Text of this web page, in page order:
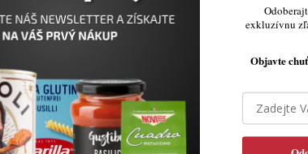
k rannej káve alebo popoludňajšiemu cappuccinu
športom alebo zdravšia alternatíva k sladkostiam
exkluzívnu
Objavte